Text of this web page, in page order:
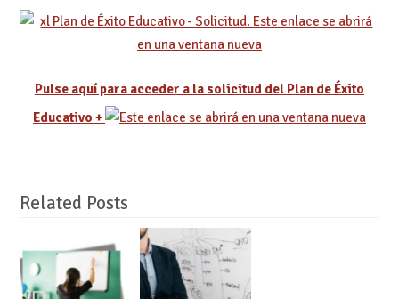
Pulse aquí para acceder a la solicitud del Plan de Éxito
Educativo +
Related Posts